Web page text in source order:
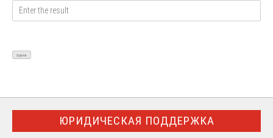
ЮРИДИЧЕСКАЯ ПОДДЕРЖКА